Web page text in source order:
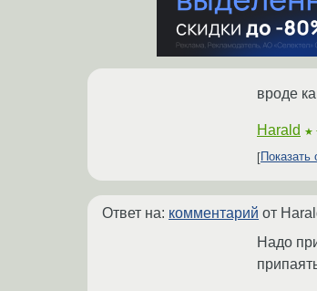
вроде
Harald
Ответ на: комментарий от
Надо